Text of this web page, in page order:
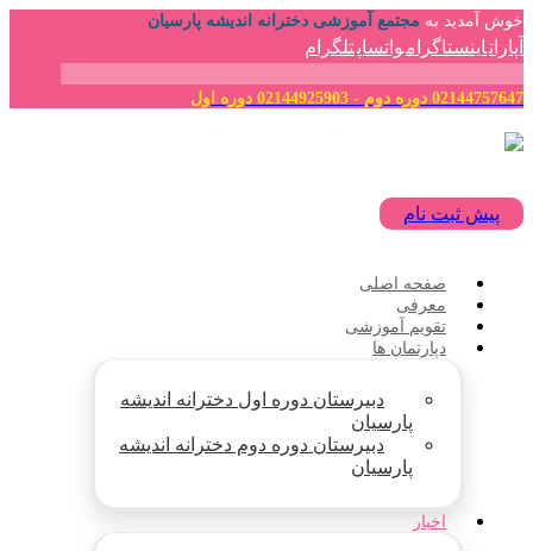
خوش آمدید به مجتمع آموزشی دخترانه اندیشه پارسیان
آپاراتاینستاگرامواتساپتلگرام
02144757647 دوره دوم - 02144925903 دوره اول
پیش ثبت نام
صفحه اصلی
معرفی
تقویم آموزشی
دپارتمان ها
دبیرستان دوره اول دخترانه اندیشه
پارسیان
دبیرستان دوره دوم دخترانه اندیشه
پارسیان
اخبار